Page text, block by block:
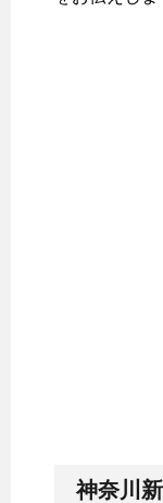
神奈川